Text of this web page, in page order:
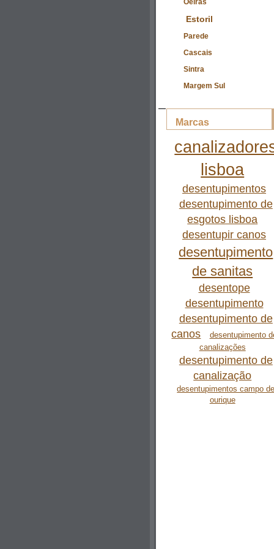
Estoril
Parede
Cascais
Sintra
Margem Sul
Marcas
lisboa
desentupimentos
desentupimento de
esgotos lisboa
desentupir canos
desentupimento
de sanitas
desentope
desentupimento
desentupimento de
canos
desentupimento
canalizações
desentupimento de
canalização
desentupimentos campo
ourique